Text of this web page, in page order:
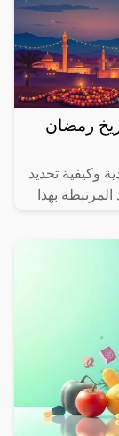
لتاريخ رمضان
في السعودية وكيفية تحديد
المرتبطة بهذا